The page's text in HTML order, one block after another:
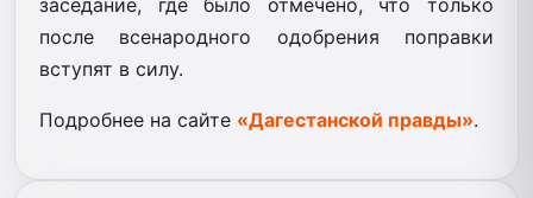
после всенародного одобрения поправки
вступят в силу.
Подробнее на сайте «Дагестанской правды».